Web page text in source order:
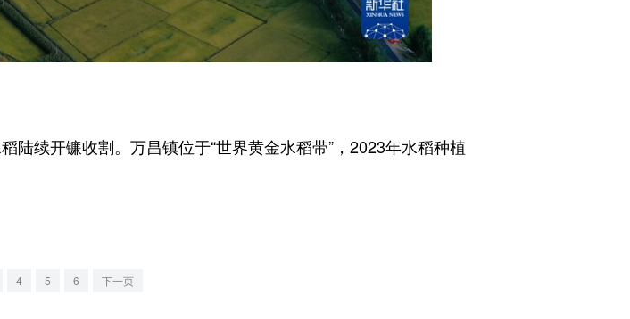
续开镰收割。万昌镇位于“世界黄金水稻带”，2023年水稻种植
4 5 6 下一页